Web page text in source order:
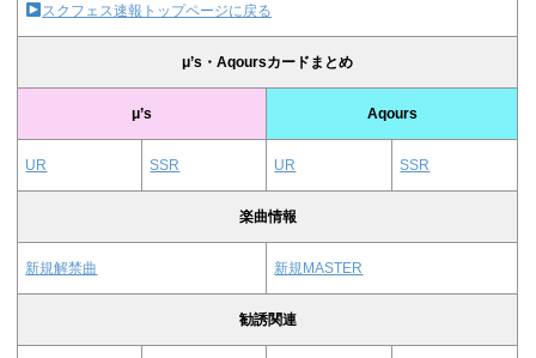
スクフェス速報トップページに戻る
μ’s・Aqoursカードまとめ
μ’s Aqours
UR SSR UR SSR
楽曲情報
新規解禁曲 新規MASTER
勧誘関連